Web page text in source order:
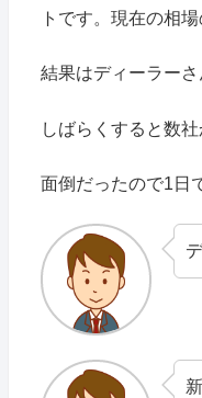
トです。現在の相
結果はディーラー
しばらくすると数
面倒だったので1日